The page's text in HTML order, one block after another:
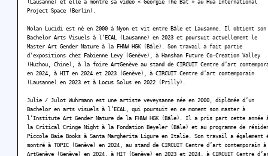
(Lausanne) et elle a montré sa vidéo « Georgie The Bat » au Hua International
Project Space (Berlin).
Nolan Lucidi est né en 2000 à Nyon et vit entre Bâle et Lausanne. Il obtient son
Bachelor Arts Visuels à l’ECAL (Lausanne) en 2023 et poursuit actuellement le
Master Art Gender Nature à la FHNW HGK (Bâle). Son travail a fait partie
d’expositions chez Fabienne Levy (Genève), à Hanshan Future Co-Creation Valley
(Huzhou, Chine), à la foire ArtGenève au stand de CIRCUIT Centre d’art
en 2024, à HIT en 2024 et 2023 (Genève), à CIRCUIT Centre d’art contemporain
(Lausanne) en 2023 et à Locus Solus en 2022 (Prilly).
Julie / Julot Wuhrmann est une artiste veveysanne née en 2000, diplômée d’un
Bachelor en arts visuels à l’ECAL, qui poursuit en ce moment son master à
l’Institute Art Gender Nature de la FHNW HGK (Bâle). Il a pris part cette année
la Critical Cringe Night à la Fondation Beyeler (Bâle) et au programme de
Piccole Baie Books à Santa Margherita Ligure en Italie. Son travail a également
montré à TOPIC (Genève) en 2024, au stand de CIRCUIT Centre d’art contemporain à
ArtGenève (Genève) en 2024, à HIT (Genève) en 2023 et 2024, à CIRCUIT Centre